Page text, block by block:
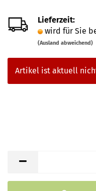
Lieferzeit:
wird für Sie
(Ausland abweichend)
Artikel ist aktuell